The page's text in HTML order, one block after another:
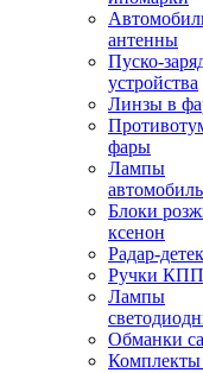
антенны
Пуско-
устройства
Линзы в
фары
Лампы
Блоки
ксенон
Радар-
Ручки КПП
Лампы
Обманки
Комплекты